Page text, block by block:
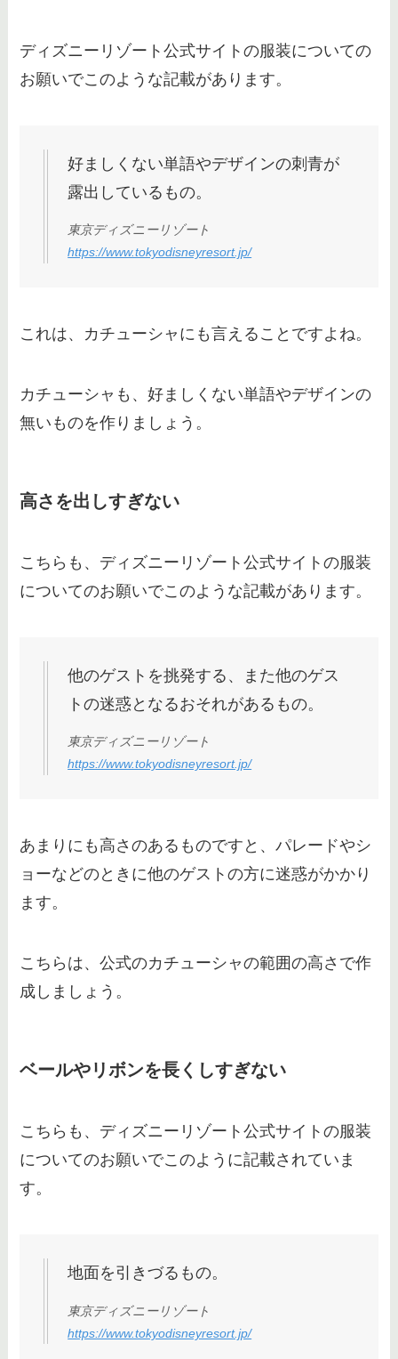
ディズニー開園待ち合流は禁止？
トイレで途中合流はOK？合流限
界ポイントも解説
ディズニー駐車場無料は誕生日特
典にある？何時から入れるか・停
めっぱなし可否等調査
ディズニーリゾート公式サイトの服装についての
お願いでこのような記載があります。
好ましくない単語やデザインの刺青が
露出しているもの。
東京ディズニーリゾート
https://www.tokyodisneyresort.jp/
これは、カチューシャにも言えることですよね。
カチューシャも、好ましくない単語やデザインの
無いものを作りましょう。
高さを出しすぎない
こちらも、ディズニーリゾート公式サイトの服装
についてのお願いでこのような記載があります。
他のゲストを挑発する、また他のゲス
トの迷惑となるおそれがあるもの。
東京ディズニーリゾート
https://www.tokyodisneyresort.jp/
あまりにも高さのあるものですと、パレードやシ
ョーなどのときに他のゲストの方に迷惑がかかり
ます。
こちらは、公式のカチューシャの範囲の高さで作
成しましょう。
ベールやリボンを長くしすぎない
こちらも、ディズニーリゾート公式サイトの服装
についてのお願いでこのように記載されていま
す。
地面を引きづるもの。
東京ディズニーリゾート
https://www.tokyodisneyresort.jp/